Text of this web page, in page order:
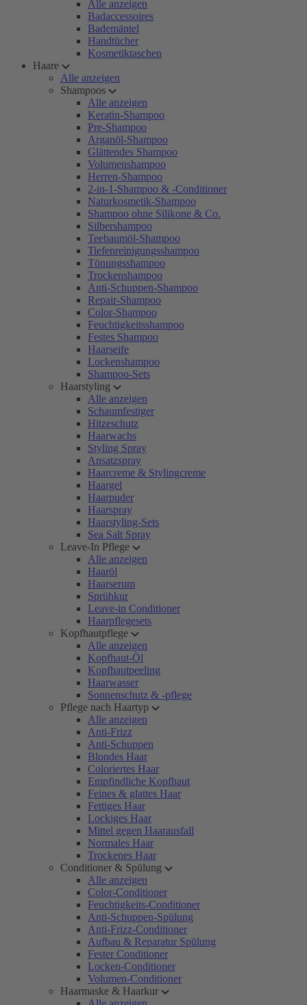
Alle anzeigen
Badaccessoires
Bademäntel
Handtücher
Kosmetiktaschen
Haare
Alle anzeigen
Shampoos
Alle anzeigen
Keratin-Shampoo
Pre-Shampoo
Arganöl-Shampoo
Glättendes Shampoo
Volumenshampoo
Herren-Shampoo
2-in-1-Shampoo & -Conditioner
Naturkosmetik-Shampoo
Shampoo ohne Silikone & Co.
Silbershampoo
Teebaumöl-Shampoo
Tiefenreinigungsshampoo
Tönungsshampoo
Trockenshampoo
Anti-Schuppen-Shampoo
Repair-Shampoo
Color-Shampoo
Feuchtigkeitsshampoo
Festes Shampoo
Haarseife
Lockenshampoo
Shampoo-Sets
Haarstyling
Alle anzeigen
Schaumfestiger
Hitzeschutz
Haarwachs
Styling Spray
Ansatzspray
Haarcreme & Stylingcreme
Haargel
Haarpuder
Haarspray
Haarstyling-Sets
Sea Salt Spray
Leave-In Pflege
Alle anzeigen
Haaröl
Haarserum
Sprühkur
Leave-in Conditioner
Haarpflegesets
Kopfhautpflege
Alle anzeigen
Kopfhaut-Öl
Kopfhautpeeling
Haarwasser
Sonnenschutz & -pflege
Pflege nach Haartyp
Alle anzeigen
Anti-Frizz
Anti-Schuppen
Blondes Haar
Coloriertes Haar
Empfindliche Kopfhaut
Feines & glattes Haar
Fettiges Haar
Lockiges Haar
Mittel gegen Haarausfall
Normales Haar
Trockenes Haar
Conditioner & Spülung
Alle anzeigen
Color-Conditioner
Feuchtigkeits-Conditioner
Anti-Schuppen-Spülung
Anti-Frizz-Conditioner
Aufbau & Reparatur Spülung
Fester Conditioner
Locken-Conditioner
Volumen-Conditioner
Haarmaske & Haarkur